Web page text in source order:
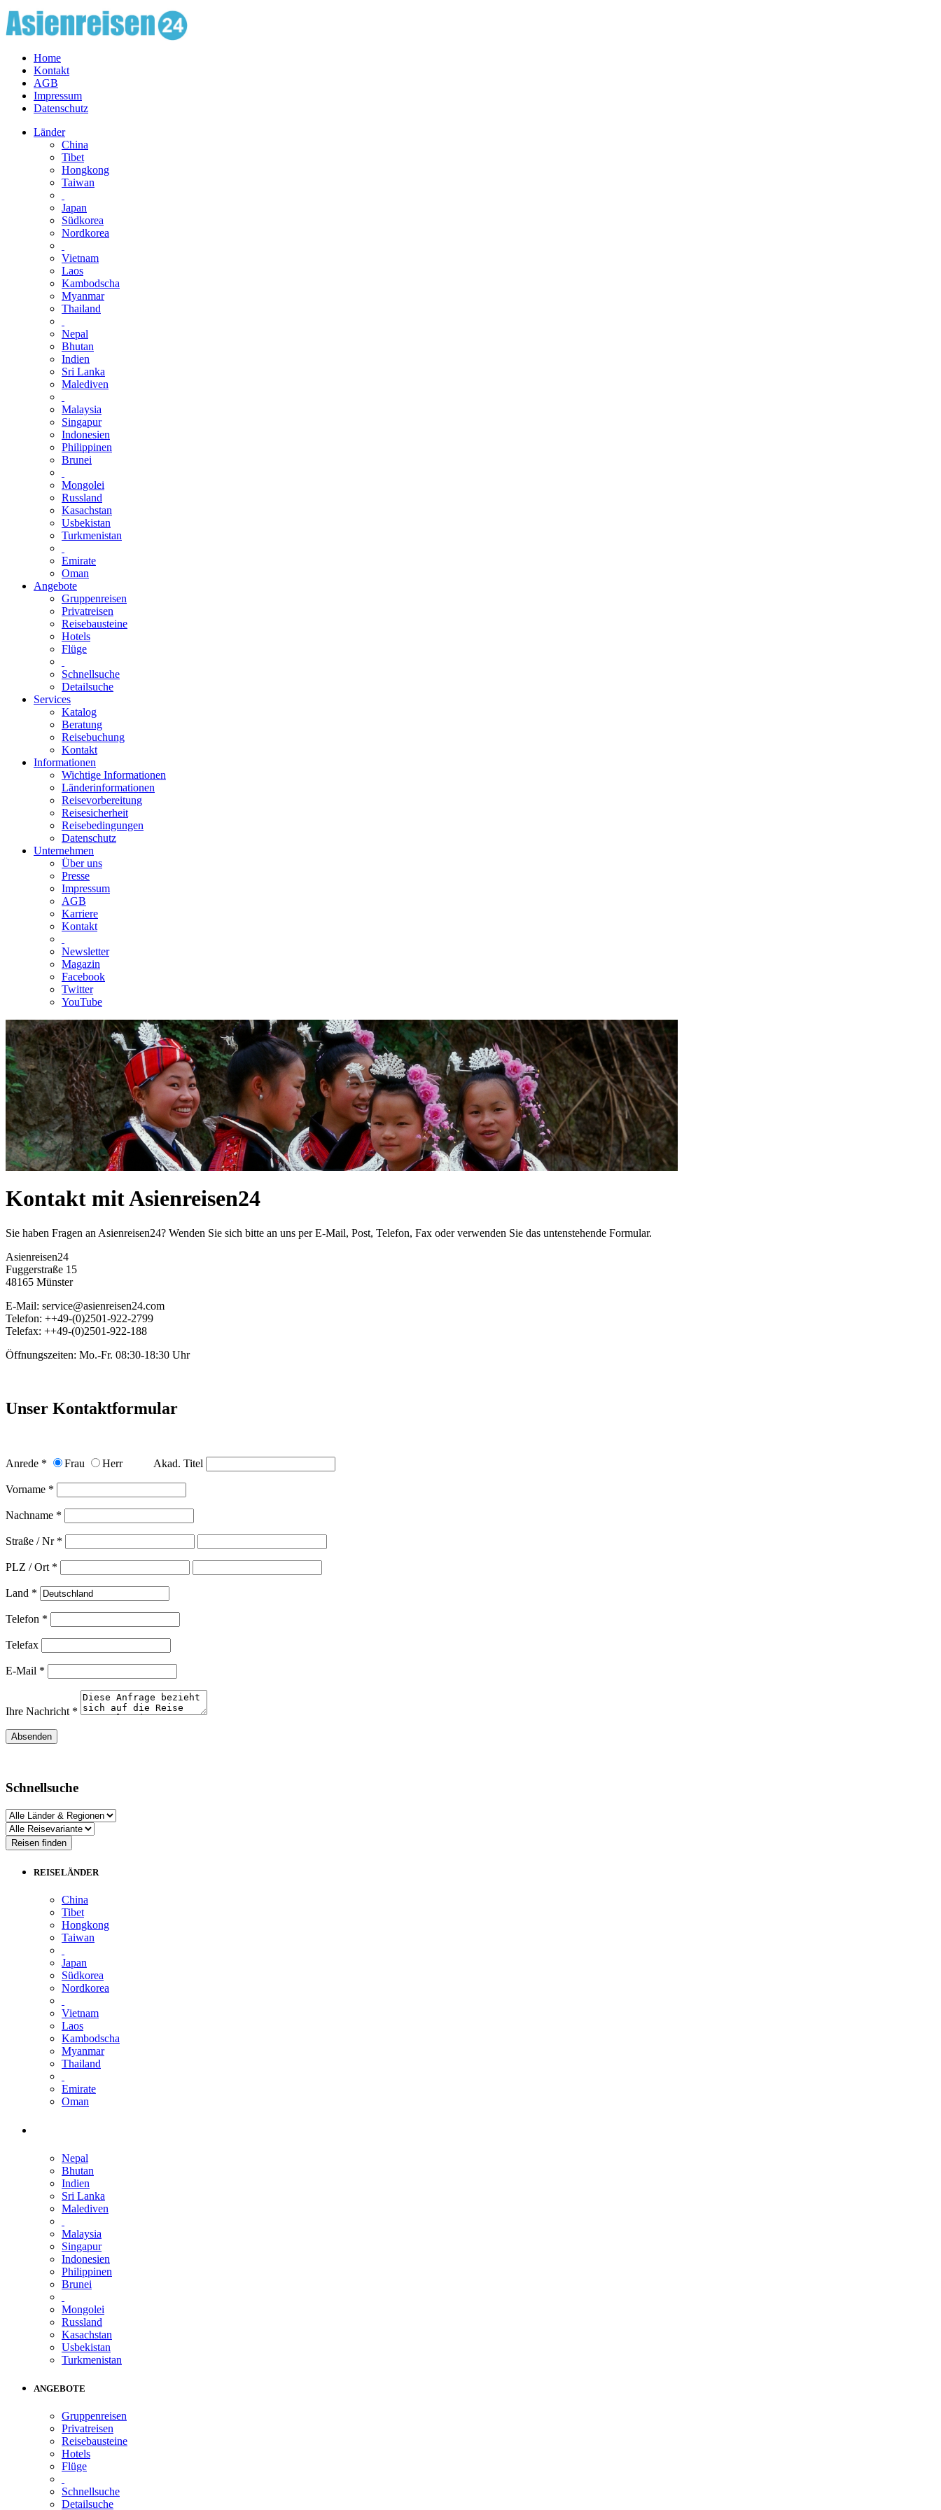
Home
Kontakt
AGB
Impressum
Datenschutz
Länder
China
Tibet
Hongkong
Taiwan
Japan
Südkorea
Nordkorea
Vietnam
Laos
Kambodscha
Myanmar
Thailand
Nepal
Bhutan
Indien
Sri Lanka
Malediven
Malaysia
Singapur
Indonesien
Philippinen
Brunei
Mongolei
Russland
Kasachstan
Usbekistan
Turkmenistan
Emirate
Oman
Angebote
Gruppenreisen
Privatreisen
Reisebausteine
Hotels
Flüge
Schnellsuche
Detailsuche
Services
Katalog
Beratung
Reisebuchung
Kontakt
Informationen
Wichtige Informationen
Länderinformationen
Reisevorbereitung
Reisesicherheit
Reisebedingungen
Datenschutz
Unternehmen
Über uns
Presse
Impressum
AGB
Karriere
Kontakt
Newsletter
Magazin
Facebook
Twitter
YouTube
Kontakt mit Asienreisen24
Sie haben Fragen an Asienreisen24? Wenden Sie sich bitte an uns per E-Mail, Post, Telefon, Fax oder verwenden Sie das untenstehende Formular.
Asienreisen24
Fuggerstraße 15
48165 Münster
E-Mail: service@asienreisen24.com
Telefon: ++49-(0)2501-922-2799
Telefax: ++49-(0)2501-922-188
Öffnungszeiten: Mo.-Fr. 08:30-18:30 Uhr
Unser Kontaktformular
Anrede * Frau Herr Akad. Titel
Vorname *
Nachname *
Straße / Nr *
PLZ / Ort *
Land *
Telefon *
Telefax
E-Mail *
Ihre Nachricht *
Schnellsuche
REISELÄNDER
China
Tibet
Hongkong
Taiwan
Japan
Südkorea
Nordkorea
Vietnam
Laos
Kambodscha
Myanmar
Thailand
Emirate
Oman
Nepal
Bhutan
Indien
Sri Lanka
Malediven
Malaysia
Singapur
Indonesien
Philippinen
Brunei
Mongolei
Russland
Kasachstan
Usbekistan
Turkmenistan
ANGEBOTE
Gruppenreisen
Privatreisen
Reisebausteine
Hotels
Flüge
Schnellsuche
Detailsuche